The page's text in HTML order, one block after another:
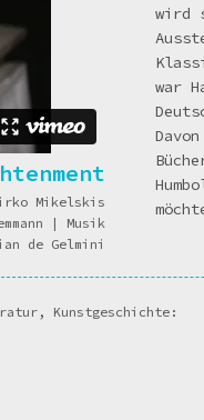
Mikelskis
| Musik
de Gelmini
wird
war
Kunstgeschichte: